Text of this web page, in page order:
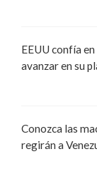
EEUU confía
avanzar en su
Conozca las
regirán a